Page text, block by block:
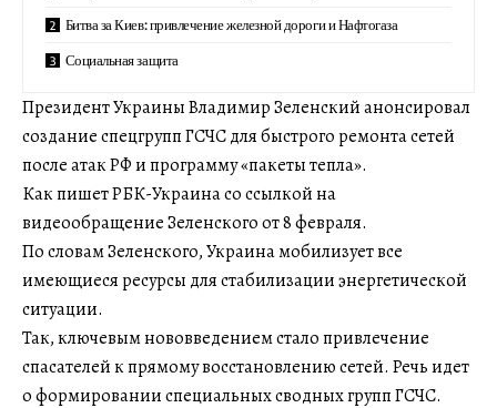
Битва за Киев: привлечение железной дороги и Нафтогаза
Социальная защита
Президент Украины Владимир Зеленский анонсировал
создание спецгрупп ГСЧС для быстрого ремонта сетей
после атак РФ и программу «пакеты тепла».
Как пишет РБК-Украина со ссылкой на
видеообращение Зеленского от 8 февраля.
По словам Зеленского, Украина мобилизует все
имеющиеся ресурсы для стабилизации энергетической
ситуации.
Так, ключевым нововведением стало привлечение
спасателей к прямому восстановлению сетей. Речь идет
о формировании специальных сводных групп ГСЧС.